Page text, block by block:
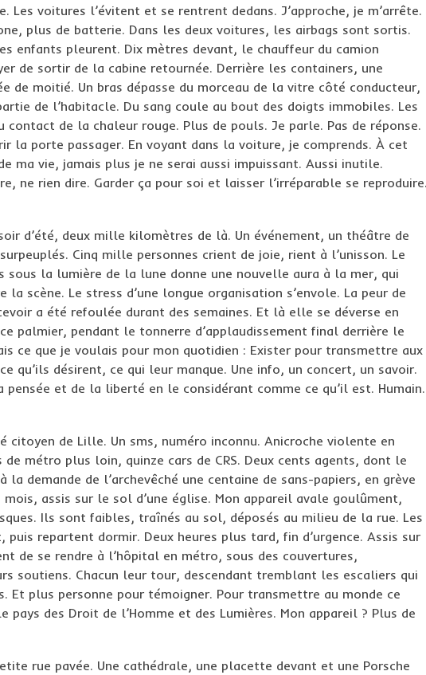
Les voitures l’évitent et se rentrent dedans. J’approche, je m’arrête.
plus de batterie. Dans les deux voitures, les airbags sont sortis.
enfants pleurent. Dix mètres devant, le chauffeur du camion
de sortir de la cabine retournée. Derrière les containers, une
de moitié. Un bras dépasse du morceau de la vitre côté conducteur,
de l’habitacle. Du sang coule au bout des doigts immobiles. Les
contact de la chaleur rouge. Plus de pouls. Je parle. Pas de réponse.
la porte passager. En voyant dans la voiture, je comprends. À cet
ma vie, jamais plus je ne serai aussi impuissant. Aussi inutile.
ne rien dire. Garder ça pour soi et laisser l’irréparable se reproduire.
d’été, deux mille kilomètres de là. Un événement, un théâtre de
Cinq mille personnes crient de joie, rient à l’unisson. Le
sous la lumière de la lune donne une nouvelle aura à la mer, qui
la scène. Le stress d’une longue organisation s’envole. La peur de
a été refoulée durant des semaines. Et là elle se déverse en
palmier, pendant le tonnerre d’applaudissement final derrière le
ce que je voulais pour mon quotidien : Exister pour transmettre aux
qu’ils désirent, ce qui leur manque. Une info, un concert, un savoir.
pensée et de la liberté en le considérant comme ce qu’il est. Humain.
citoyen de Lille. Un sms, numéro inconnu. Anicroche violente en
de métro plus loin, quinze cars de CRS. Deux cents agents, dont le
la demande de l’archevêché une centaine de sans-papiers, en grève
assis sur le sol d’une église. Mon appareil avale goulûment,
Ils sont faibles, traînés au sol, déposés au milieu de la rue. Les
puis repartent dormir. Deux heures plus tard, fin d’urgence. Assis sur
de se rendre à l’hôpital en métro, sous des couvertures,
soutiens. Chacun leur tour, descendant tremblant les escaliers qui
Et plus personne pour témoigner. Pour transmettre au monde ce
pays des Droit de l’Homme et des Lumières. Mon appareil ? Plus de
rue pavée. Une cathédrale, une placette devant et une Porsche
roubaix, ville de
clichés?